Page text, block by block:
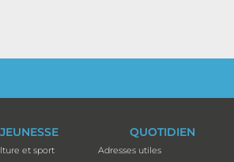
JEUNESSE
et sport
QUOTIDIEN
Adresses utiles